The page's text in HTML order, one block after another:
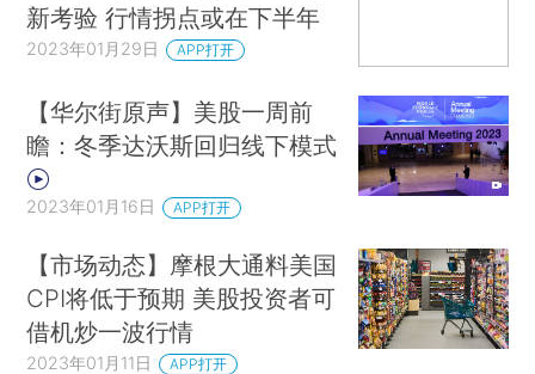
新考验 行情拐点或在下半年
2023年01月29日 APP打开
【华尔街原声】美股一周前
瞻：冬季达沃斯回归线下模式
2023年01月16日 APP打开
【市场动态】摩根大通料美国
CPI将低于预期 美股投资者可
借机炒一波行情
2023年01月11日 APP打开